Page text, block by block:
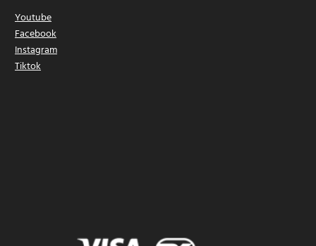
Youtube
Facebook
Instagram
Tiktok